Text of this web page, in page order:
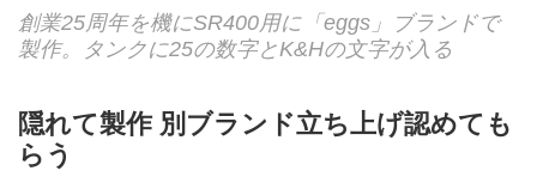
創業25周年を機にSR400用に「eggs」ブランドで
製作。タンクに25の数字とK&Hの文字が入る
隠れて製作 別ブランド立ち上げ認めても
らう